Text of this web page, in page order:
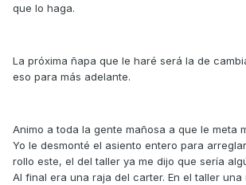
que lo haga.
La próxima ñapa que le haré será la de
eso para más adelante.
Animo a toda la gente mañosa a que le meta
Yo le desmonté el asiento entero para
rollo este, el del taller ya me dijo que sería
Al final era una raja del carter. En el taller una